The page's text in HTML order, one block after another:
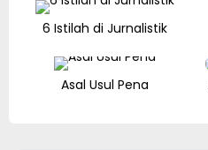
6 Istilah di Jurnalistik
Asal Usul Pena